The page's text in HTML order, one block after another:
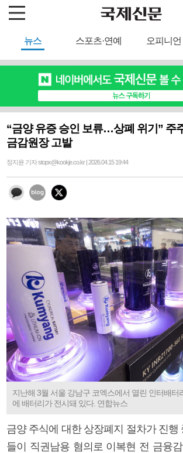
뉴스 스포츠·연예 오피니언
“금양 유증 승인 보류…상폐 위기” 주
금감원장 고발
정지윤 기자 stopx@kookje.co.kr | 2026.04.15 19:44
지난해 3월 서울 강남구 코엑스에서 열린 인터배터
에 배터리가 전시돼 있다. 연합뉴스
금양 주식에 대한 상장폐지 절차가 진행
들이 직권남용 혐의로 이복현 전 금융